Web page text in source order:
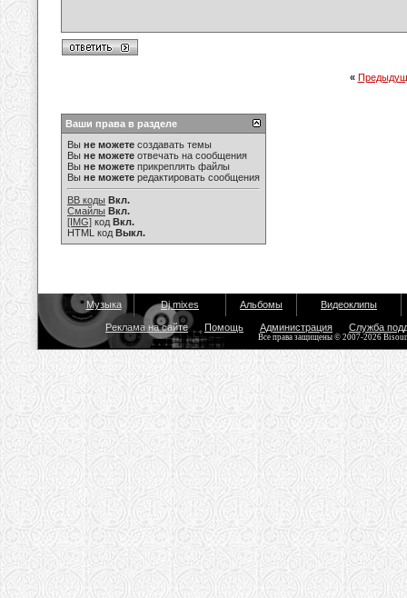
«
Ваши права в разделе
Вы не можете создавать темы
Вы не можете отвечать на сообщения
Вы не можете прикреплять файлы
Вы не можете редактировать сообщения
BB коды Вкл.
Смайлы Вкл.
[IMG] код Вкл.
HTML код Выкл.
Музыка Dj mixes Альбомы Видеоклипы
Реклама на сайте Помощь Администрация Служба
Все права защищены © 2007-2026